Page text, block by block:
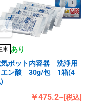
庫 あり
気ポット内容器 洗浄用
エン酸 30g/包 1箱(4
￥475.2~[税込]